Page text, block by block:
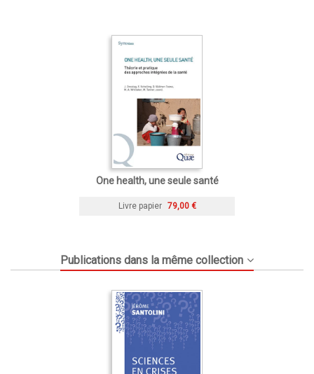
One health, une seule santé
Livre papier 79,00 €
Publications dans la même collection